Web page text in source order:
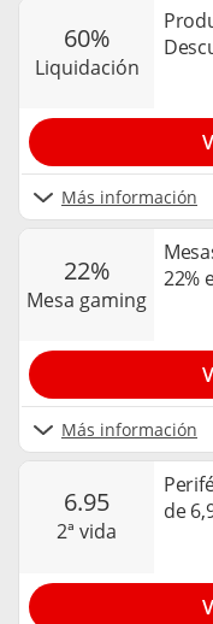
60%
liquidación
Más información
22%
mesa gaming
22%
Más información
6.95
2ª vida
de